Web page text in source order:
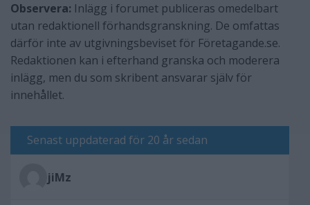
Observera: Inlägg i forumet publiceras omedelbart
utan redaktionell förhandsgranskning. De omfattas
därför inte av utgivningsbeviset för Företagande.se.
Redaktionen kan i efterhand granska och moderera
inlägg, men du som skribent ansvarar själv för
innehållet.
Senast uppdaterad för 20 år sedan
jiMz